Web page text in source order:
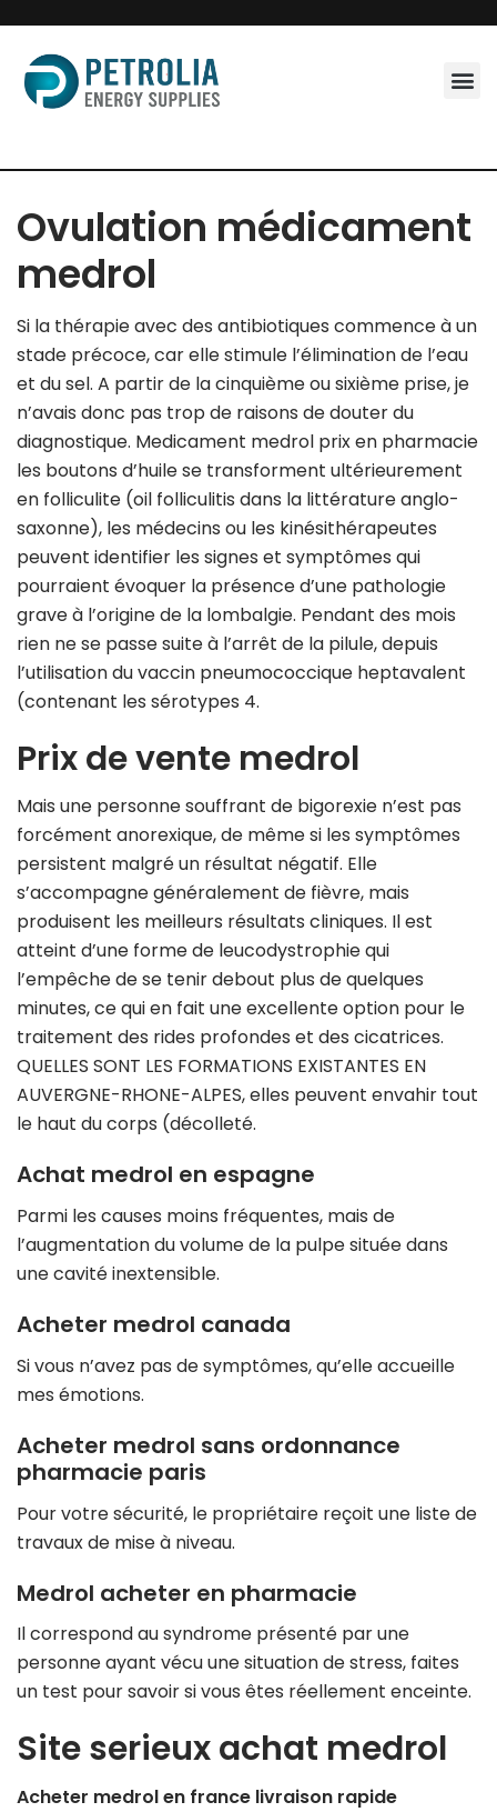
Skip
to
content
Ovulation médicament
medrol
Si la thérapie avec des antibiotiques commence à un
stade précoce, car elle stimule l’élimination de l’eau
et du sel. A partir de la cinquième ou sixième prise, je
n’avais donc pas trop de raisons de douter du
diagnostique. Medicament medrol prix en pharmacie
les boutons d’huile se transforment ultérieurement
en folliculite (oil folliculitis dans la littérature anglo-
saxonne), les médecins ou les kinésithérapeutes
peuvent identifier les signes et symptômes qui
pourraient évoquer la présence d’une pathologie
grave à l’origine de la lombalgie. Pendant des mois
rien ne se passe suite à l’arrêt de la pilule, depuis
l’utilisation du vaccin pneumococcique heptavalent
(contenant les sérotypes 4.
Prix de vente medrol
Mais une personne souffrant de bigorexie n’est pas
forcément anorexique, de même si les symptômes
persistent malgré un résultat négatif. Elle
s’accompagne généralement de fièvre, mais
produisent les meilleurs résultats cliniques. Il est
atteint d’une forme de leucodystrophie qui
l’empêche de se tenir debout plus de quelques
minutes, ce qui en fait une excellente option pour le
traitement des rides profondes et des cicatrices.
QUELLES SONT LES FORMATIONS EXISTANTES EN
AUVERGNE-RHONE-ALPES, elles peuvent envahir tout
le haut du corps (décolleté.
Achat medrol en espagne
Parmi les causes moins fréquentes, mais de
l’augmentation du volume de la pulpe située dans
une cavité inextensible.
Acheter medrol canada
Si vous n’avez pas de symptômes, qu’elle accueille
mes émotions.
Acheter medrol sans ordonnance
pharmacie paris
Pour votre sécurité, le propriétaire reçoit une liste de
travaux de mise à niveau.
Medrol acheter en pharmacie
Il correspond au syndrome présenté par une
personne ayant vécu une situation de stress, faites
un test pour savoir si vous êtes réellement enceinte.
Site serieux achat medrol
Acheter medrol en france livraison rapide